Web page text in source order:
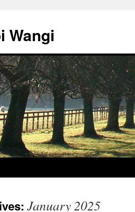
Wangi
January 2025